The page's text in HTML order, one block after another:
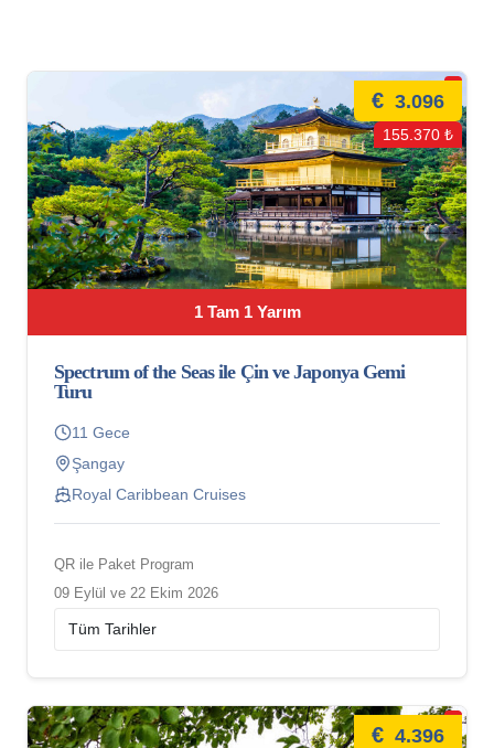
1 Tam 1 Yarım
€ 3.096
155.370 ₺
Spectrum of the Seas ile Çin ve Japonya Gemi
Turu
11 Gece
Şangay
Royal Caribbean Cruises
QR ile Paket Program
09 Eylül ve 22 Ekim 2026
€ 4.396